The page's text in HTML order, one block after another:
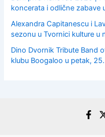
koncerata i odlične zabave
Alexandra Capitanescu i
sezonu u Tvornici kulture u
Dino Dvornik Tribute Band
klubu Boogaloo u petak,